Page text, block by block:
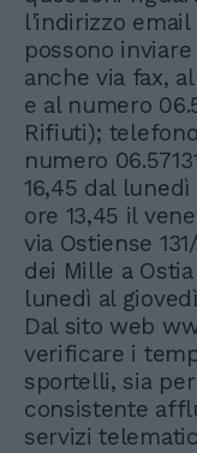
l'indirizzo email
possono
anche via fax,
e al numero
Rifiuti);
numero
16,45 dal
ore 13,45 il
via Ostiense
dei Mille a
lunedì al
Dal sito web
verificare i
sportelli, sia
consistente
servizi